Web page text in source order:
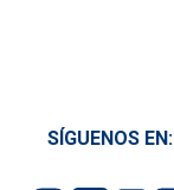
SÍGUENOS EN: